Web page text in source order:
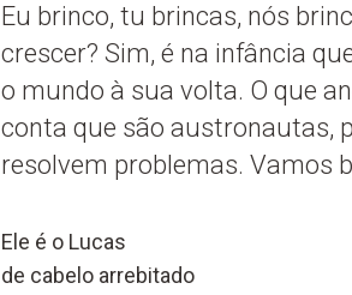
Eu brinco, tu brincas, nós
crescer? Sim, é na infância
o mundo à sua volta. O que
conta que são austronautas,
resolvem problemas. Vamos
Ele é o Lucas
de cabelo arrebitado